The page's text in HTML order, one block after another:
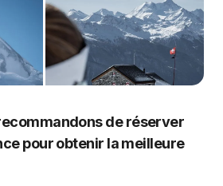
de réserver
pour obtenir la meilleure